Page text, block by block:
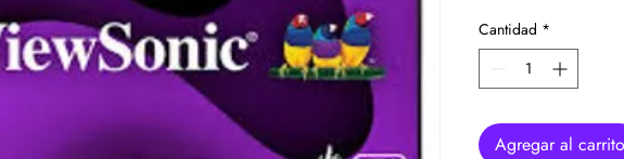
Cantidad *
Agregar al carrito